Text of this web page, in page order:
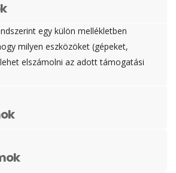
egy külön mellékletben
milyen eszközöket (gépeket,
elszámolni az adott támogatási